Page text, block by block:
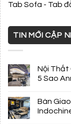
Tab Sofa - Tab
TIN MỚI CẬP
Nội Thất
5 Sao
Bàn